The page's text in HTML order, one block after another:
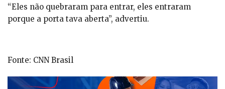
“Eles não quebraram para entrar, eles entraram
porque a porta tava aberta”, advertiu.
Fonte: CNN Brasil